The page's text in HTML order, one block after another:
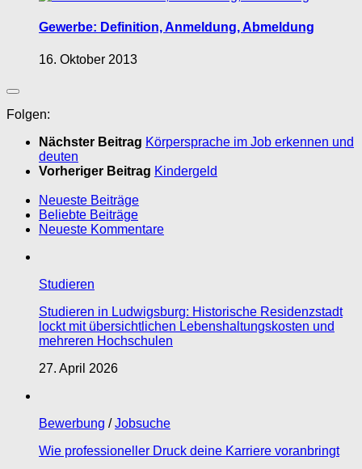
Gewerbe: Definition, Anmeldung, Abmeldung
16. Oktober 2013
Folgen:
Nächster Beitrag Körpersprache im Job erkennen und
deuten
Vorheriger Beitrag Kindergeld
Neueste Beiträge
Beliebte Beiträge
Neueste Kommentare
Studieren
Studieren in Ludwigsburg: Historische Residenzstadt
lockt mit übersichtlichen Lebenshaltungskosten und
mehreren Hochschulen
27. April 2026
Bewerbung /Jobsuche
Wie professioneller Druck deine Karriere voranbringt